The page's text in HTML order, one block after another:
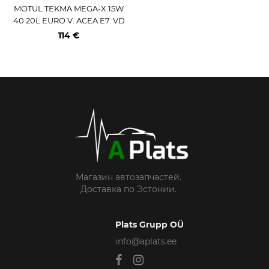
MOTUL TEKMA MEGA-X 15W
40 20L EURO V. ACEA E7. VD
S-3. RLD-2. MB 228.3
114 €
Магазин автозапчастей.
Доставка по Эстонии.
Plats Grupp OÜ
info@aplats.ee